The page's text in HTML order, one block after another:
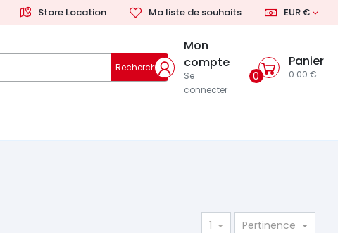
Store Location Ma liste de souhaits EUR €
Rechercher
Mon
compte
Se
connecter
0
Panier
0.00 €
1 Pertinence